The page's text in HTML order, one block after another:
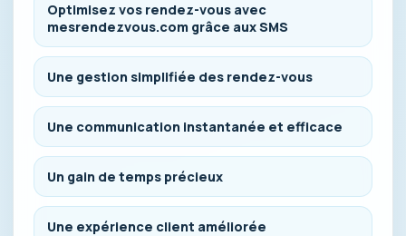
Optimisez vos rendez-vous avec
mesrendezvous.com grâce aux SMS
Une gestion simplifiée des rendez-vous
Une communication instantanée et efficace
Un gain de temps précieux
Une expérience client améliorée